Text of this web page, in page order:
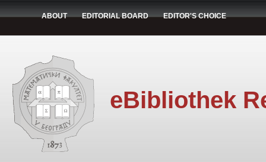
ABOUT EDITORIAL BOARD EDITOR'S CHOICE
eBibliothek